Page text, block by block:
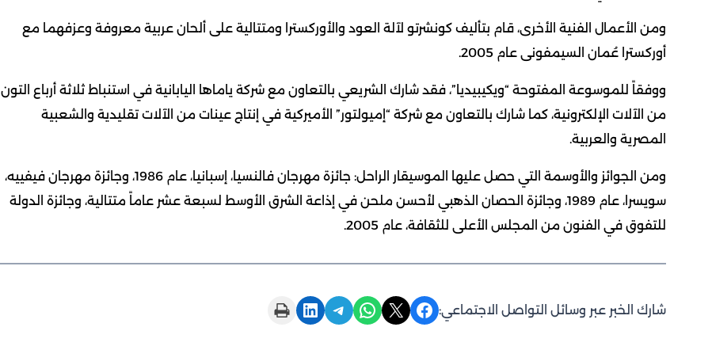
ومن الأعمال الفنية الأخرى، قام بتأليف كونشرتو لآلة العود والأوركسترا ومتتالية على ألحان عربية معروفة وعزفهما مع
أوركسترا عُمان السيمفونى عام 2005.
ووفقاً للموسوعة المفتوحة “ويكيبيديا”، فقد شارك الشريعي بالتعاون مع شركة ياماها اليابانية في استنباط ثلاثة أرباع التون
من الآلات الإلكترونية، كما شارك بالتعاون مع شركة “إميولتور” الأميركية في إنتاج عينات من الآلات تقليدية والشعبية
المصرية والعربية.
ومن الجوائز والأوسمة التي حصل عليها الموسيقار الراحل: جائزة مهرجان فالنسيا، إسبانيا، عام 1986، وجائزة مهرجان فيفييه،
سويسرا، عام 1989، وجائزة الحصان الذهبي لأحسن ملحن في إذاعة الشرق الأوسط لسبعة عشر عاماً متتالية، وجائزة الدولة
للتفوق في الفنون من المجلس الأعلى للثقافة، عام 2005.
شارك الخبر عبر وسائل التواصل الاجتماعي: Share on Facebook
Share on X
Share on WhatsApp
Share on Telegram
Share on LinkedIn
Print this Page